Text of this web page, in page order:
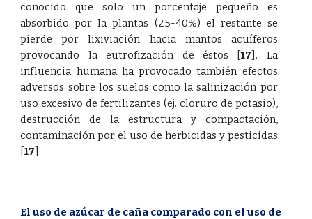
conocido que solo un porcentaje pequeño es
absorbido por la plantas (25-40%) el restante se
pierde por lixiviación hacia mantos acuíferos
provocando la eutrofización de éstos
[17] . La
influencia humana ha provocado también efectos
adversos sobre los suelos como la salinización por
uso excesivo de fertilizantes (ej. cloruro de potasio),
destrucción de la estructura y compactación,
contaminación por el uso de herbicidas y pesticidas
[17] .
El uso de azúcar de caña comparado con el uso de